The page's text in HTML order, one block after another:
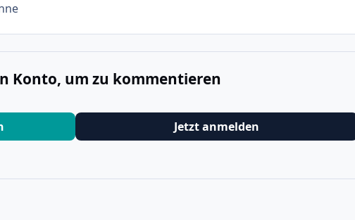
Konto, um zu kommentieren
Jetzt anmelden